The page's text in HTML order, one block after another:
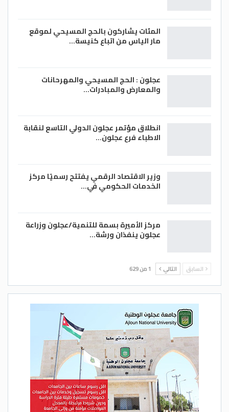
المئات يشاركون بالحج المسيحي لموقع
مار الياس من اتباع كنيسة…
عجلون : الحج المسيحي والمهرحانات
والمعارض والمبادرات…
انطلاق مؤتمر عجلون الدولي التاسع لنقابة
الاطباء فرع عجلون…
وزير الاقتصاد الرقمي يفتتح رسميًا مركز
الخدمات الحكومي في…
مركز الأميرة بسمة للتنمية/عجلون وزراعة
عجلون ينفذان ورشة…
السابق التالي 1 من 629